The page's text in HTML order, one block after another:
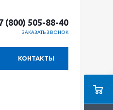
(800) 505-88-40
ЗАКАЗАТЬ ЗВОНОК
КОНТАКТЫ